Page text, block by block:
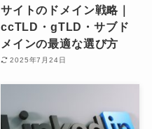
サイトのドメイン戦略｜
ccTLD・gTLD・サブド
メインの最適な選び方
2025年7月24日